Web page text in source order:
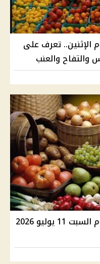
الإثنين.. تعرف على
والعنب
أسعار الخضراوات والفاكهة اليوم السبت 11 يوليو 2026